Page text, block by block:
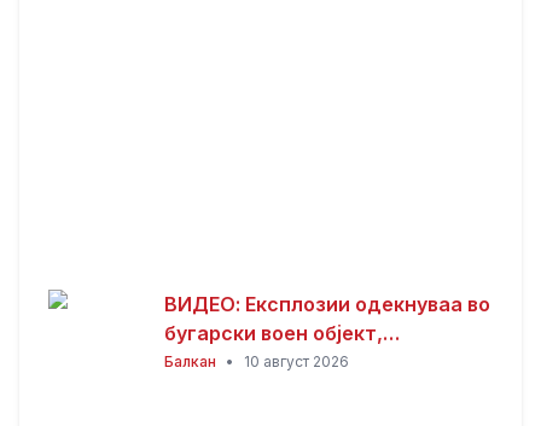
ВИДЕО: Експлозии одекнуваа во
бугарски воен објект,
евакуирани 300 работници
Балкан • 10 август 2026